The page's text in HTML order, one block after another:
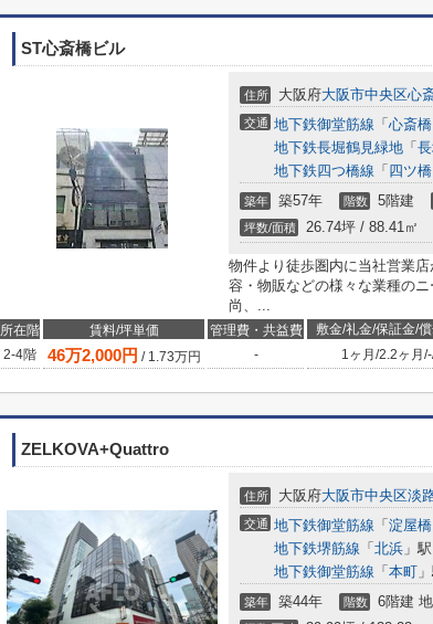
ST心斎橋ビル
住所 大阪府大阪市中央区心
交通 地下鉄御堂筋線 「 心斎橋
地下鉄長堀鶴見緑地 「
地下鉄四つ橋線 「 四ツ橋
築年 築57年 階数 5階建
坪数/面積 26.74坪 / 88.41㎡
物件より徒歩圏内に当社営業
容・物販などの様々な業種の
尚、...
所在階 賃料/坪単価 管理費・共益費 敷金/礼金/保証金/償
2-4階
46万2,000円 / 1.73万円 - 1ヶ月 /2.2ヶ月 /-
ZELKOVA+Quattro
住所 大阪府大阪市中央区淡
交通 地下鉄御堂筋線 「 淀屋橋
地下鉄堺筋線 「 北浜 」
地下鉄御堂筋線 「 本町
築年 築44年 階数 6階建